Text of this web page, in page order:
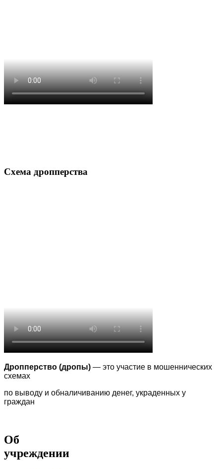
Схема дропперства
Дропперство (дропы) — это участие в мошеннических
схемах
по выводу и обналичиванию денег, украденных у
граждан
Об
учреждении